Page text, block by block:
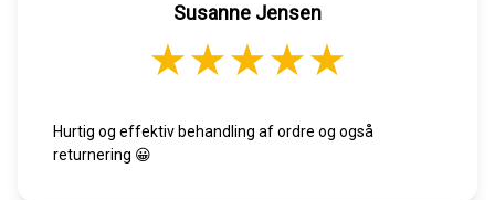
Susanne Jensen
Hurtig og effektiv behandling af ordre og også
returnering 😀